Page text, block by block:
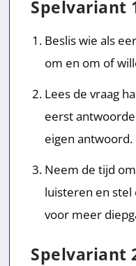
Spelvariant
Beslis wie als
om en om of
Lees de vraag
eerst
eigen antwoord.
Neem de tijd
luisteren en stel
voor meer
Spelvariant